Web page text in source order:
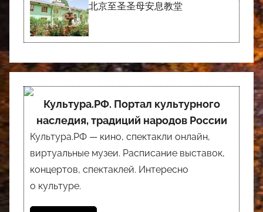
北京至圣圣母安息教堂
Культура.РФ. Портал культурного
наследия, традиций народов России
Культура.РФ — кино, спектакли онлайн,
виртуальные музеи. Расписание выставок,
концертов, спектаклей. Интересно
о культуре.